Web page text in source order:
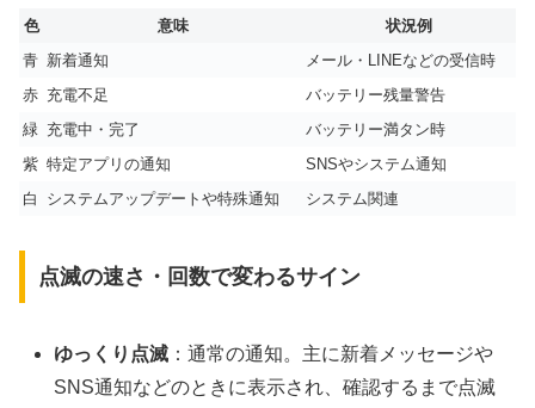
色 意味
状況例
青 新着通知
メール・LINEなどの受信時
赤 充電不足
バッテリー残量警告
緑 充電中・完了
バッテリー満タン時
紫 特定アプリの通知
SNSやシステム通知
白
システムアップデートや特殊通知 システム関連
点滅の速さ・回数で変わるサイン
ゆっくり点滅 ：通常の通知。主に新着メッセージや
SNS通知などのときに表示され、確認するまで点滅